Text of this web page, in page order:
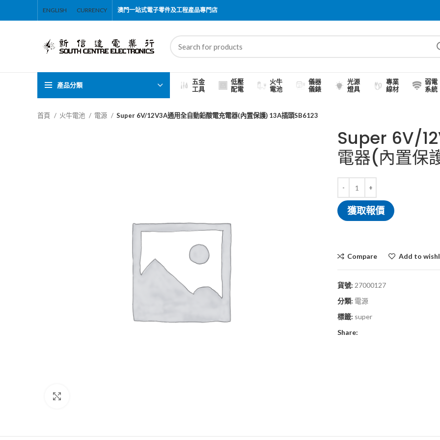
ENGLISH CURRENCY 澳門一站式電子零件及工程產品專門店
產品分類
五金
工具
低壓
配電
火牛
電池
儀器
儀錶
光源
燈具
專業
線材
弱電
系統
首頁 火牛電池 電源 Super 6V/12V3A通用全自動鉛酸電充電器(內置保護) 13A插頭SB6123
Super 6V/
電器(內置保
獲取報價
Compare Add to
貨號: 27000127
分類: 電源
標籤: super
Share: